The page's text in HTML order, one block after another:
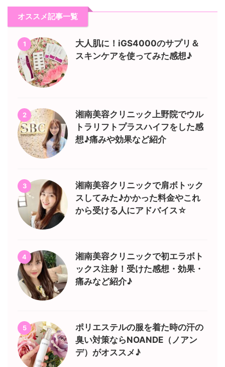
オススメ記事一覧
1
大人肌に！iGS4000のサプリ＆
スキンケアを使ってみた感想♪
2
湘南美容クリニック上野院でウル
トラリフトプラスハイフをした感
想♪痛みや効果など紹介
3
湘南美容クリニックで肩ボトック
スしてみた♪かかった料金やこれ
から受ける人にアドバイス☆
4
湘南美容クリニックで初エラボト
ックス注射！受けた感想・効果・
痛みなど紹介♪
5
ポリエステルの服を着た時の汗の
臭い対策ならNOANDE（ノアン
デ）がオススメ♪